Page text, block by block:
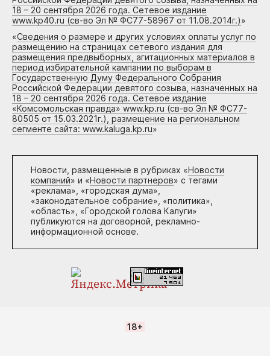
18 – 20 сентября 2026 года. Сетевое издание
www.kp40.ru (св-во Эл № ФС77-58967 от 11.08.2014г.)»
«Сведения о размере и других условиях оплаты услуг по
размещению на страницах сетевого издания для
размещения предвыборных, агитационных материалов в
период избирательной кампании по выборам в
Государственную Думу Федерального Собрания
Российской Федерации девятого созыва, назначенных на
18 – 20 сентября 2026 года. Сетевое издание
«Комсомольская правда» www.kp.ru (св-во Эл № ФС77-
80505 от 15.03.2021г.), размещение на региональном
сегменте сайта: www.kaluga.kp.ru»
Новости, размещенные в рубриках «Новости
компаний» и «Новости партнеров» с тегами
«реклама», «городская дума»,
«законодательное собрание», «политика»,
«область», «Городской голова Калуги»
публикуются на договорной, рекламно-
информационной основе.
18+